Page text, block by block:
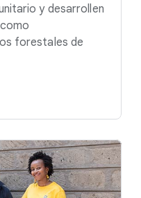
y desarrollen
forestales de